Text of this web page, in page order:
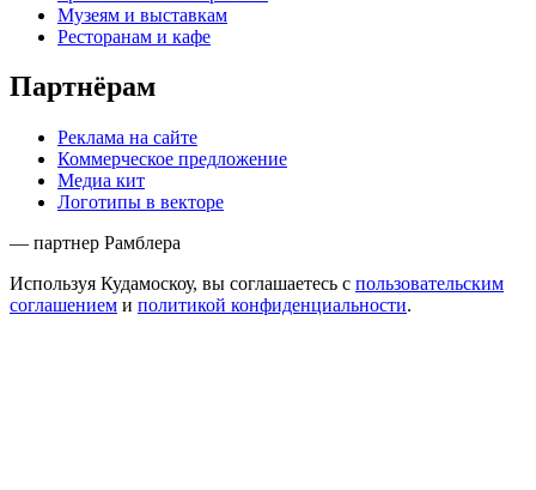
Музеям и выставкам
Ресторанам и кафе
Партнёрам
Реклама на сайте
Коммерческое предложение
Медиа кит
Логотипы в векторе
— партнер Рамблера
Используя Кудамоскоу, вы соглашаетесь с пользовательским
соглашением и политикой конфиденциальности.